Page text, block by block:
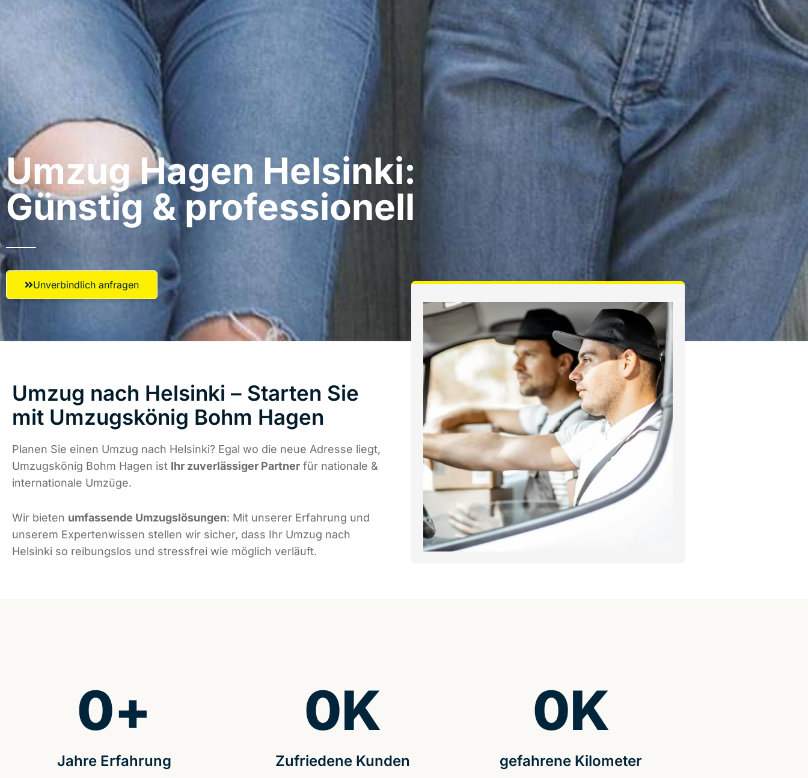
Umzug Hagen​ Helsinki:
Günstig & professionell​
Unverbindlich anfragen
Umzug nach Helsinki – Starten Sie
mit Umzugskönig Bohm Hagen
Planen Sie einen Umzug nach Helsinki? Egal wo die neue Adresse liegt,
Umzugskönig Bohm Hagen ist Ihr zuverlässiger Partner für nationale &
internationale Umzüge.
Wir bieten umfassende Umzugslösungen: Mit unserer Erfahrung und
unserem Expertenwissen stellen wir sicher, dass Ihr Umzug nach
Helsinki so reibungslos und stressfrei wie möglich verläuft.
Jahre Erfahrung
0+
Zufriedene Kunden
0K
gefahrene Kilometer
0K